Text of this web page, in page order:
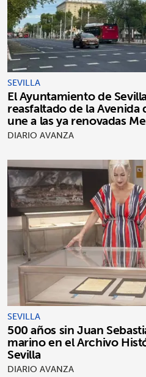
SEVILLA
El Ayuntamiento de
reasfaltado de la Avenida de
une a las ya renovadas
DIARIO AVANZA
SEVILLA
500 años sin Juan
marino en el Archivo
Sevilla
DIARIO AVANZA